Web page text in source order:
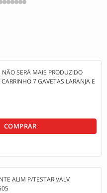
SERÁ MAIS PRODUZIDO
7 GAVETAS LARANJA E
COMPRAR
ALIM P/TESTAR VALV